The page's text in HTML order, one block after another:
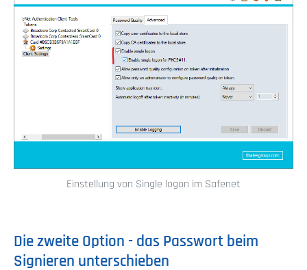
Einstellung von Single logon im Safenet
Die zweite Option - das Passwort beim
Signieren unterschieben